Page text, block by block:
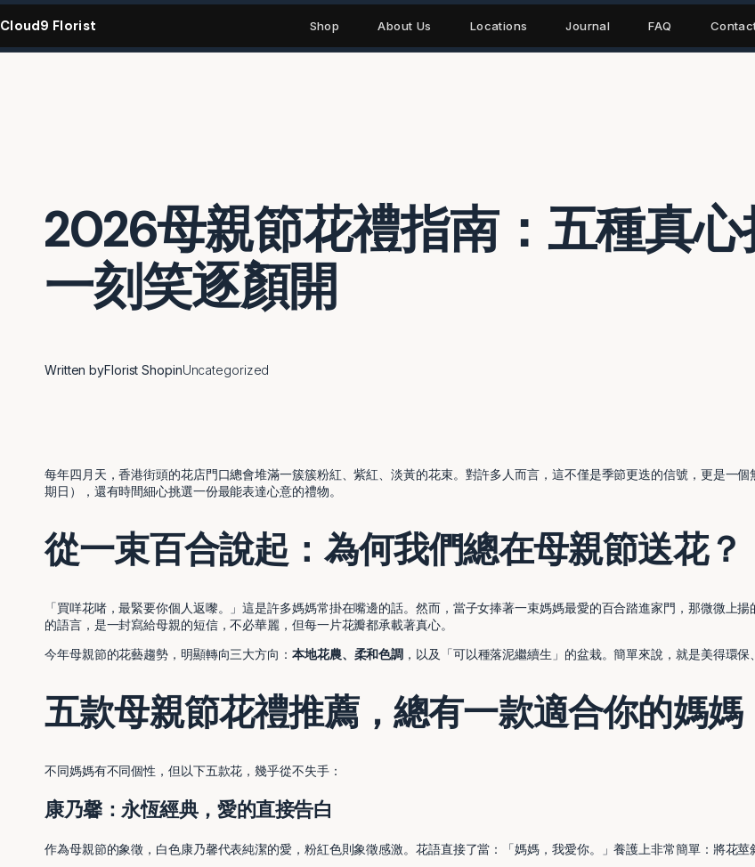
Skip
to
Cloud9 Florist Shop About Us Locations Journal FAQ
2026母親節花禮指南：五種真
一刻笑逐顏開
Written byFlorist ShopinUncategorized
每年四月天，香港街頭的花店門口總會堆滿一簇簇粉紅、紫紅、淡黃的花束。對許多人而言，這不僅是季節更迭的信號，更是一
期日），還有時間細心挑選一份最能表達心意的禮物。
從一束百合說起：為何我們總在母親節送花？
「買咩花啫，最緊要你個人返嚟。」這是許多媽媽常掛在嘴邊的話。然而，當子女捧著一束媽媽最愛的百合踏進家門，那微微上
的語言，是一封寫給母親的短信，不必華麗，但每一片花瓣都承載著真心。
今年母親節的花藝趨勢，明顯轉向三大方向： 本地花農、柔和色調 ，以及「可以種落泥繼續生」的盆栽。簡單來說，就是美得環
五款母親節花禮推薦，總有一款適合你的媽媽
不同媽媽有不同個性，但以下五款花，幾乎從不失手：
康乃馨：永恆經典，愛的直接告白
作為母親節的象徵，白色康乃馨代表純潔的愛，粉紅色則象徵感激。花語直接了當：「媽媽，我愛你。」養護上非常簡單：將花